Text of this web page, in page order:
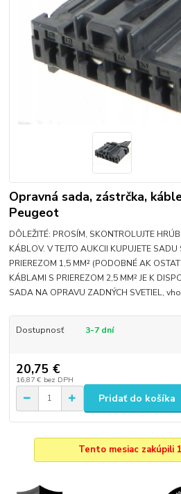
Opravná sada, zástrčka,
Peugeot
DÔLEŽITÉ: PROSÍM, SKONTROLUJTE
KÁBLOV. V TEJTO AUKCII KUPUJETE
PRIEREZOM 1,5 MM² (PODOBNÉ AK
KÁBLAMI S PRIEREZOM 2,5 MM² JE K
SADA NA OPRAVU ZADNÝCH SVETIEL,
Dostupnosť 3-7 dní
20,75 €
16,87 € bez DPH
Pridať do košíka
Tento mesiac zakúpili